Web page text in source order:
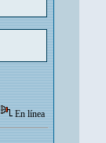
En línea